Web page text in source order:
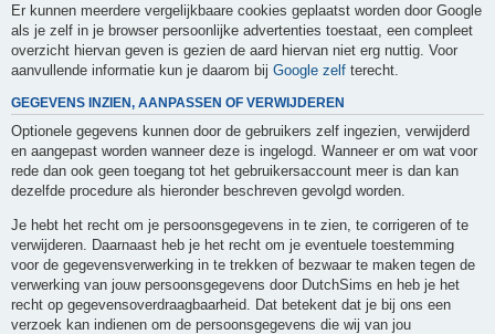
Er kunnen meerdere vergelijkbaare cookies geplaatst worden door Google
als je zelf in je browser persoonlijke advertenties toestaat, een compleet
overzicht hiervan geven is gezien de aard hiervan niet erg nuttig. Voor
aanvullende informatie kun je daarom bij Google zelf terecht.
GEGEVENS INZIEN, AANPASSEN OF VERWIJDEREN
Optionele gegevens kunnen door de gebruikers zelf ingezien, verwijderd
en aangepast worden wanneer deze is ingelogd. Wanneer er om wat voor
rede dan ook geen toegang tot het gebruikersaccount meer is dan kan
dezelfde procedure als hieronder beschreven gevolgd worden.
Je hebt het recht om je persoonsgegevens in te zien, te corrigeren of te
verwijderen. Daarnaast heb je het recht om je eventuele toestemming
voor de gegevensverwerking in te trekken of bezwaar te maken tegen de
verwerking van jouw persoonsgegevens door DutchSims en heb je het
recht op gegevensoverdraagbaarheid. Dat betekent dat je bij ons een
verzoek kan indienen om de persoonsgegevens die wij van jou